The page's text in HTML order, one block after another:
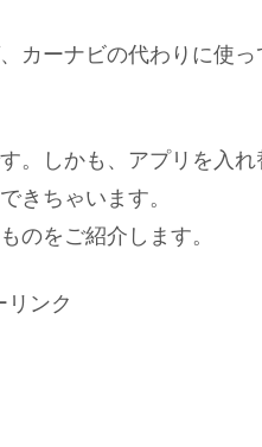
カーナビの代わりに使
。しかも、アプリを入れ
きちゃいます。
のをご紹介します。
リンク